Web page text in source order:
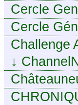
Cercle
l’Aveyron
Cercle
de Caux -
Challenge
↓